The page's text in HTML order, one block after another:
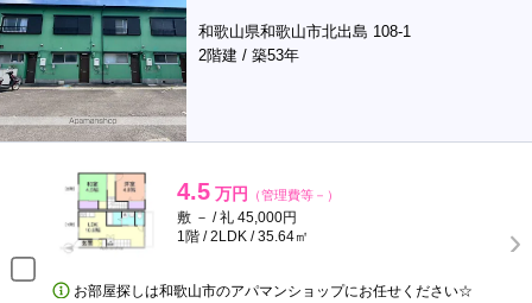
和歌山県和歌山市北出島 108-1
2階建 / 築53年
4.5 万円 （管理費等－）
敷 － / 礼 45,000円
1階 / 2LDK / 35.64㎡
お部屋探しは和歌山市のアパマンショップにお任せください☆